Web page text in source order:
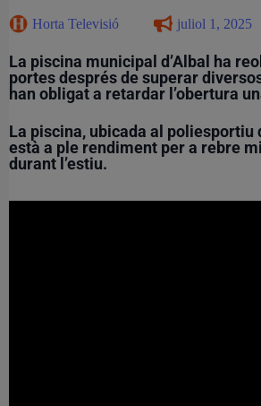
Horta Televisió juliol 1, 2025
La piscina municipal d’Albal ha
portes després de superar
han obligat a retardar l’obertura
La piscina, ubicada al poliesportiu
està a ple rendiment per a rebre
durant l’estiu.